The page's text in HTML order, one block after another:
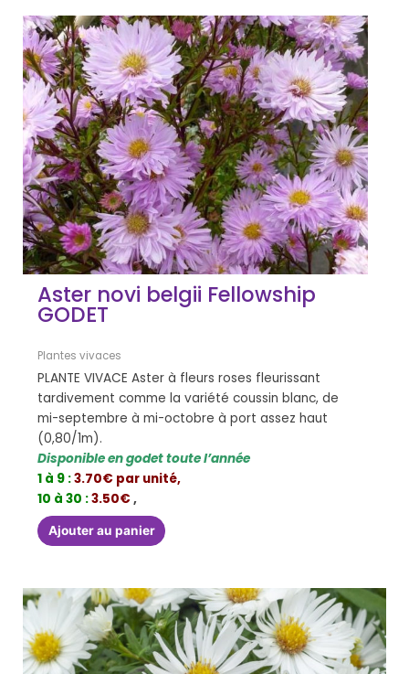
Aster novi belgii Fellowship
GODET
Plantes vivaces
PLANTE VIVACE Aster à fleurs roses fleurissant
tardivement comme la variété coussin blanc, de
mi-septembre à mi-octobre à port assez haut
(0,80/1m).
Disponible en godet toute l’année
1 à 9 :3.70€ par unité,
10 à 30 :3.50€,
Ajouter au panier